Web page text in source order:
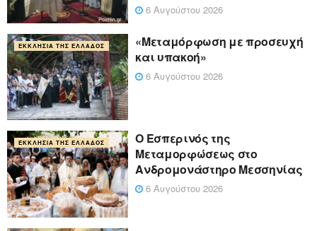
6 Αυγούστου 2026
ΕΚΚΛΗΣΊΑ ΤΗΣ ΕΛΛΆΔΟΣ
«Μεταμόρφωση με προσευχή
και υπακοή»
6 Αυγούστου 2026
ΕΚΚΛΗΣΊΑ ΤΗΣ ΕΛΛΆΔΟΣ
Ο Εσπερινός της
Μεταμορφώσεως στο
Ανδρομονάστηρο Μεσσηνίας
6 Αυγούστου 2026